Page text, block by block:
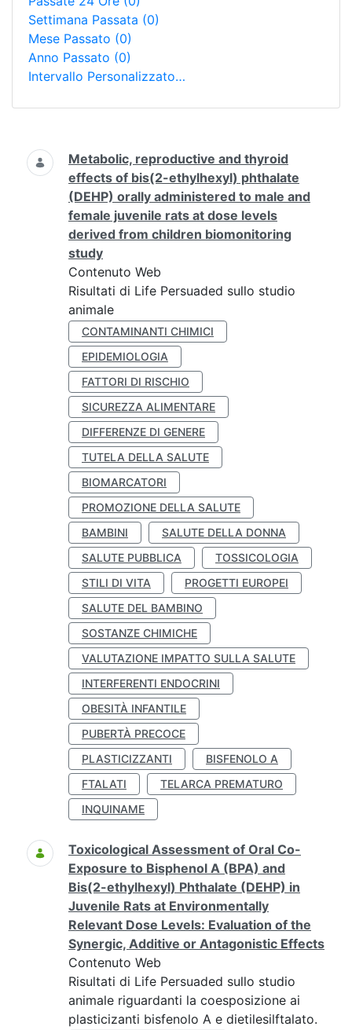
Settimana Passata (0)
Mese Passato (0)
Anno Passato (0)
Intervallo Personalizzato…
Ricerca
Metabolic, reproductive and thyroid
effects of bis(2-ethylhexyl) phthalate
(DEHP) orally administered to male and
female juvenile rats at dose levels
derived from children biomonitoring
study
Contenuto Web
Risultati di Life Persuaded sullo studio
animale
CONTAMINANTI CHIMICI
EPIDEMIOLOGIA
FATTORI DI RISCHIO
SICUREZZA ALIMENTARE
DIFFERENZE DI GENERE
TUTELA DELLA SALUTE
BIOMARCATORI
PROMOZIONE DELLA SALUTE
BAMBINI
SALUTE DELLA DONNA
SALUTE PUBBLICA
TOSSICOLOGIA
STILI DI VITA
PROGETTI EUROPEI
SALUTE DEL BAMBINO
SOSTANZE CHIMICHE
VALUTAZIONE IMPATTO SULLA SALUTE
INTERFERENTI ENDOCRINI
OBESITÀ INFANTILE
PUBERTÀ PRECOCE
PLASTICIZZANTI
BISFENOLO A
FTALATI
TELARCA PREMATURO
INQUINAME
Toxicological Assessment of Oral Co-
Exposure to Bisphenol A (BPA) and
Bis(2-ethylhexyl) Phthalate (DEHP) in
Juvenile Rats at Environmentally
Relevant Dose Levels: Evaluation of the
Synergic, Additive or Antagonistic Effects
Contenuto Web
Risultati di Life Persuaded sullo studio
animale riguardanti la coesposizione ai
plasticizanti bisfenolo A e dietilesilftalato.